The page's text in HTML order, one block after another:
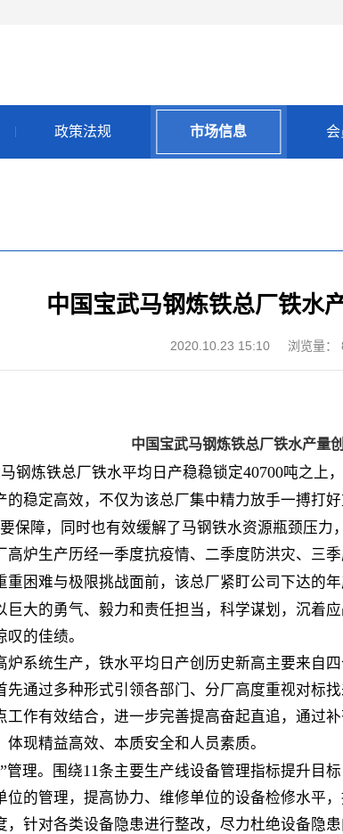
政策法规 市场信息
中国宝武马钢炼铁总厂铁水
2020.10.23 15:10 浏览量：
中国宝武马钢炼铁总厂铁水产量
钢炼铁总厂铁水平均日产稳稳锁定40700吨之上
的稳定高效，不仅为该总厂集中精力放手一搏打
保障，同时也有效缓解了马钢铁水资源瓶颈压力
生产历经一季度抗疫情、二季度防洪灾、三季
重困难与极限挑战面前，该总厂紧盯公司下达的
巨大的勇气、毅力和责任担当，科学谋划，沉着
的佳绩。
炉系统生产，铁水平均日产创历史新高主要来自四
先通过多种形式引领各部门、分厂高度重视对标
工作有效结合，进一步完善提高奋起直追，通过
现精益高效、本质安全和人员素质。
”管理。围绕11条主要生产线设备管理指标提升目
位的管理，提高协力、维修单位的设备检修水平
，针对各类设备隐患进行整改，尽力杜绝设备隐患